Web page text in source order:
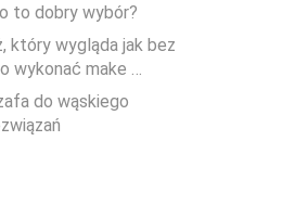
to dobry wybór?
który wygląda jak bez
wykonać make …
do wąskiego